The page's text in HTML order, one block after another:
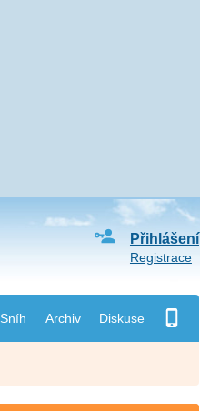
Sníh Archiv Diskuse
Přihlášení
Registrace